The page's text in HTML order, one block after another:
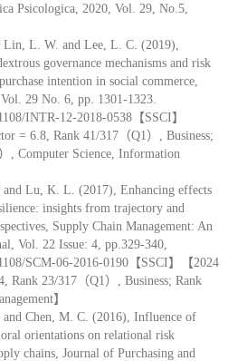
Psicologica, 2020, Vol. 29, No.5,
Lin, L. W. and Lee, L. C. (2019),
governance mechanisms and risk
intention in social commerce,
29 No. 6, pp. 1301-1323.
INTR-12-2018-0538【SSCI】
= 6.8, Rank 41/317（Q1）, Business;
, Computer Science, Information
and Lu, K. L. (2017), Enhancing effects
insights from trajectory and
Supply Chain Management: An
Vol. 22 Issue: 4, pp.329-340,
SCM-06-2016-0190【SSCI】【2024
Rank 23/317（Q1）, Business; Rank
】
and Chen, M. C. (2016), Influence of
orientations on relational risk
chains, Journal of Purchasing and